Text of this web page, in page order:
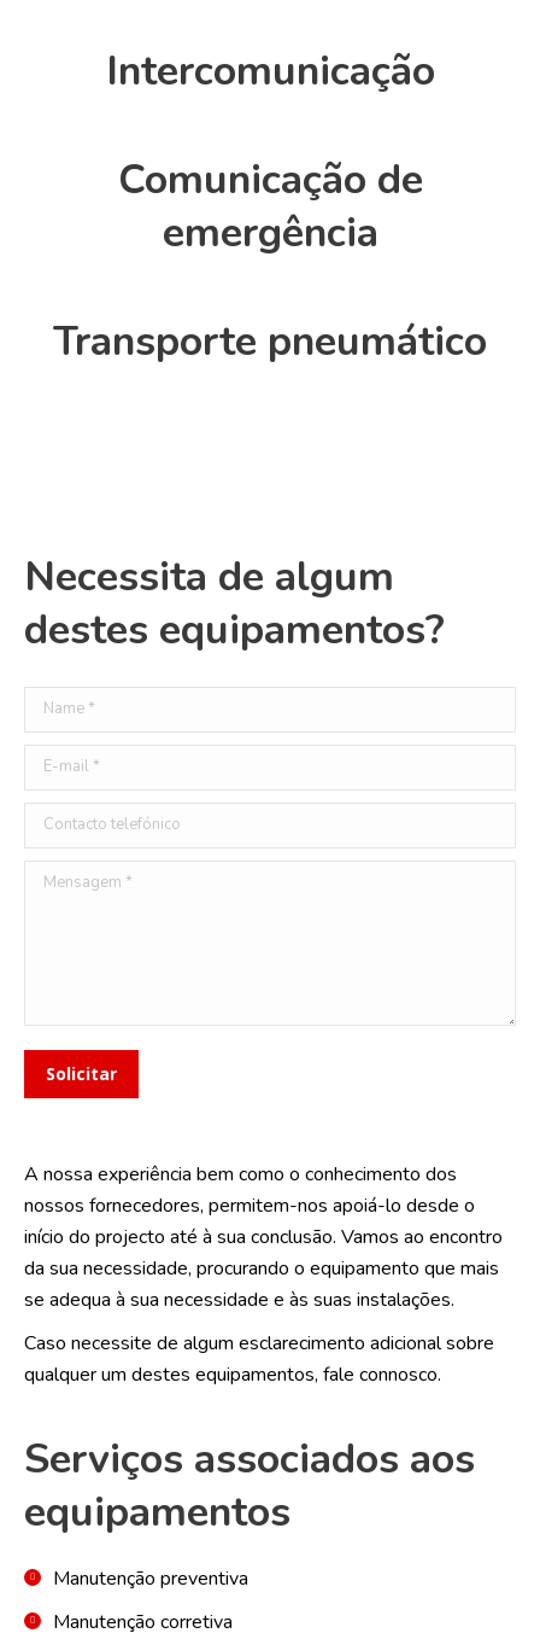
Intercomunicação
Comunicação de
emergência
Transporte pneumático
Necessita de algum
destes equipamentos?
Name *
E-mail *
Contacto telefónico
Mensagem *
Solicitar
A nossa experiência bem como o conhecimento dos
nossos fornecedores, permitem-nos apoiá-lo desde o
início do projecto até à sua conclusão. Vamos ao encontro
da sua necessidade, procurando o equipamento que mais
se adequa à sua necessidade e às suas instalações.
Caso necessite de algum esclarecimento adicional sobre
qualquer um destes equipamentos, fale connosco.
Serviços associados aos
equipamentos
Manutenção preventiva
Manutenção corretiva